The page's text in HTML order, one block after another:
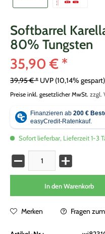
Softbarrel
80% Tungsten
35,90 € *
39,95 € * UVP (10,14% gespart)
Preise inkl. gesetzlicher MwSt. zzgl.
Sofort lieferbar, Lieferzeit 1-3
In den Warenkorb
Merken Fragen